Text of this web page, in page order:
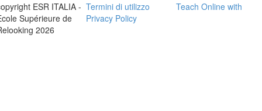
ESR ITALIA -
Supérieure de
2026
Termini di utilizzo
Privacy Policy
Teach Online with